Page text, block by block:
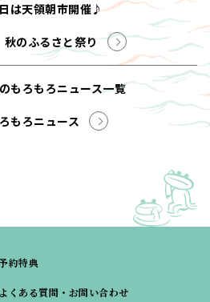
は天領朝市開催♪
のふるさと祭り
もろもろニュース一覧
もろニュース
約特典
よくある質問・お問い合わせ